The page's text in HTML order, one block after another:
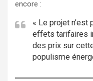
encore :
« Le projet
effets tarifaires
des prix sur
populisme